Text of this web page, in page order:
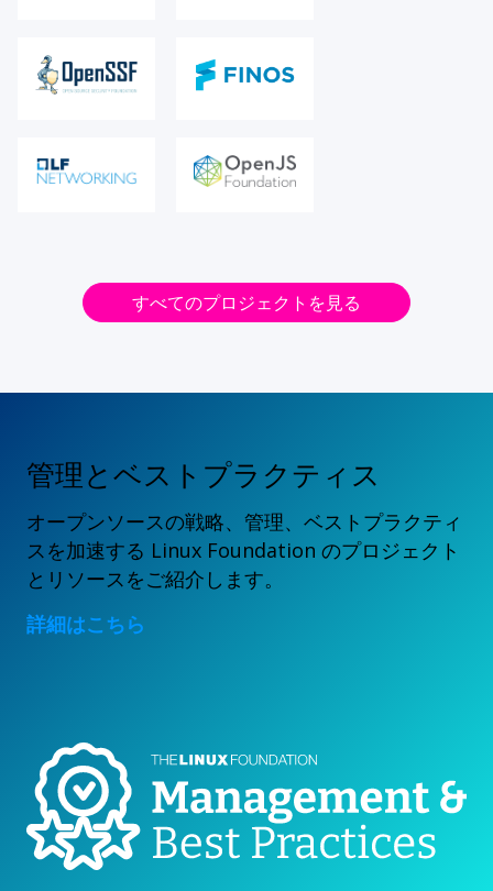
すべてのプロジェクトを見る
管理とベストプラクティス
オープンソースの戦略、管理、ベストプラクティ
スを加速する Linux Foundation のプロジェクト
とリソースをご紹介します。
詳細はこちら